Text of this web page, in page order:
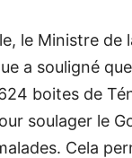
le Ministre de
a souligné
boites de
soulager le
Cela